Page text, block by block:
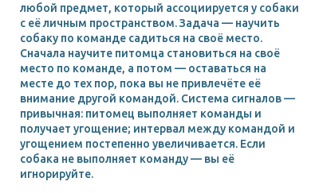
любой предмет, который ассоциируется у собаки
с её личным пространством. Задача — научить
собаку по команде садиться на своё место.
Сначала научите питомца становиться на своё
место по команде, а потом — оставаться на
месте до тех пор, пока вы не привлечёте её
внимание другой командой. Система сигналов —
привычная: питомец выполняет команды и
получает угощение; интервал между командой и
угощением постепенно увеличивается. Если
собака не выполняет команду — вы её
игнорируйте.